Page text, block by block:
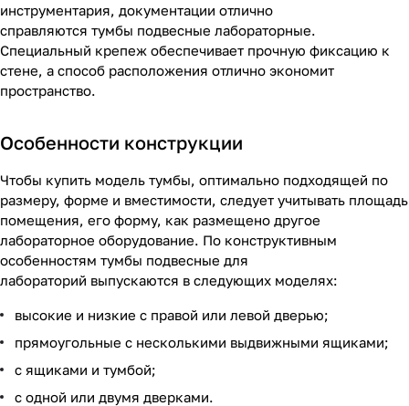
инструментария, документации отлично
справляются тумбы подвесные лабораторные.
Специальный крепеж обеспечивает прочную фиксацию к
стене, а способ расположения отлично экономит
пространство.
Особенности конструкции
Чтобы купить модель тумбы, оптимально подходящей по
размеру, форме и вместимости, следует учитывать площадь
помещения, его форму, как размещено другое
лабораторное оборудование. По конструктивным
особенностям тумбы подвесные для
лабораторий выпускаются в следующих моделях:
высокие и низкие с правой или левой дверью;
прямоугольные с несколькими выдвижными ящиками;
с ящиками и тумбой;
с одной или двумя дверками.